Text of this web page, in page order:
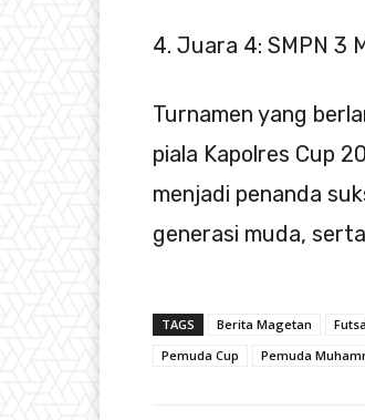
4. Juara 4: SMPN 3
Turnamen yang
piala Kapolres Cup
menjadi penanda
generasi muda,
TAGS Berita Magetan
Pemuda Cup
Pemuda